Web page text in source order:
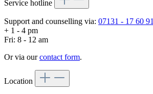
Service hotline
Support and counselling via: 07131 - 17 60 91
+ 1 - 4 pm
Fri: 8 - 12 am
Or via ourcontact form.
Location